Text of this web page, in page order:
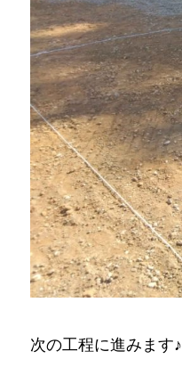
次の工程に進みます♪